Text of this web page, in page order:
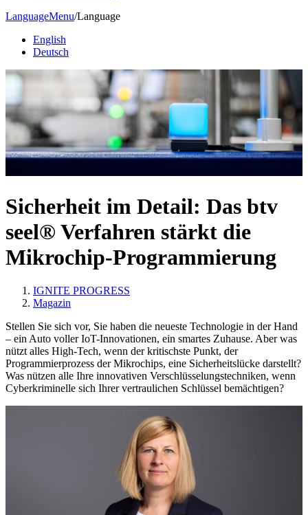
LanguageMenu/Language
English
Deutsch
Sicherheit im Detail: Das btv
seel® Verfahren stärkt die
Mikrochip-Programmierung
IGNITE PROGRESS
Magazin
Stellen Sie sich vor, Sie haben die neueste Technologie in der Hand
– ein Auto voller IoT-Innovationen, ein smartes Zuhause. Aber was
nützt alles High-Tech, wenn der kritischste Punkt, der
Programmierprozess der Mikrochips, eine Sicherheitslücke darstellt?
Was nützen alle Ihre innovativen Verschlüsselungstechniken, wenn
Cyberkriminelle sich Ihrer vertraulichen Schlüssel bemächtigen?